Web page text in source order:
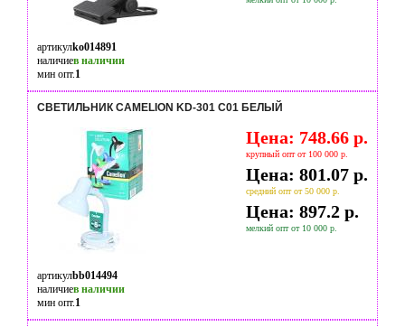
артикулko014891
наличиев наличии
мин опт.1
СВЕТИЛЬНИК CAMELION KD-301 C01 БЕЛЫЙ
Цена: 748.66 р.
крупный опт от 100 000 р.
Цена: 801.07 р.
средний опт от 50 000 р.
Цена: 897.2 р.
мелкий опт от 10 000 р.
артикулbb014494
наличиев наличии
мин опт.1